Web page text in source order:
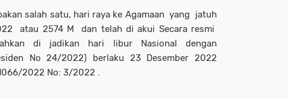
salah satu, hari raya ke Agamaan yang jatuh
atau 2574 M dan telah di akui Secara resmi
di jadikan hari libur Nasional dengan
No 24/2022) berlaku 23 Desember 2022
2022 No: 3/2022 .